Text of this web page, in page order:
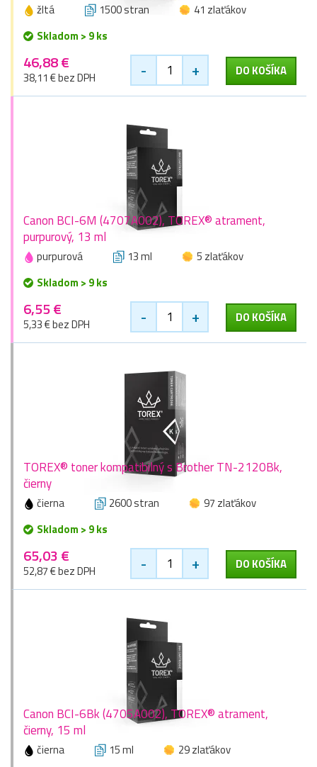
žltá 1500 stran
41 zlaťákov
Skladom > 9 ks
46,88 €
38,11 € bez DPH - + DO KOŠÍKA
Canon BCI-6M (4707A002), TOREX® atrament,
purpurový, 13 ml
purpurová 13 ml
5 zlaťákov
Skladom > 9 ks
6,55 €
5,33 € bez DPH - + DO KOŠÍKA
TOREX® toner kompatibilný s Brother TN-2120Bk,
čierny
čierna 2600 stran
97 zlaťákov
Skladom > 9 ks
65,03 €
52,87 € bez DPH - + DO KOŠÍKA
Canon BCI-6Bk (4705A002), TOREX® atrament,
čierny, 15 ml
čierna 15 ml
29 zlaťákov